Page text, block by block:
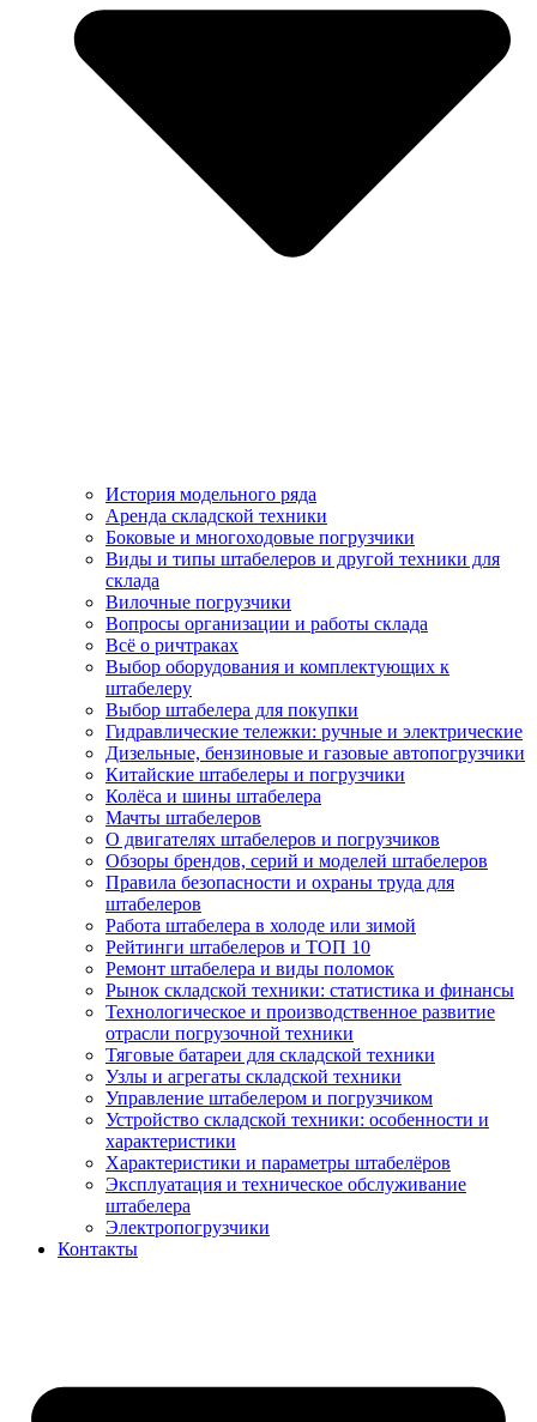
История модельного ряда
Аренда складской техники
Боковые и многоходовые погрузчики
Виды и типы штабелеров и другой техники для
склада
Вилочные погрузчики
Вопросы организации и работы склада
Всё о ричтраках
Выбор оборудования и комплектующих к
штабелеру
Выбор штабелера для покупки
Гидравлические тележки: ручные и электрические
Дизельные, бензиновые и газовые автопогрузчики
Китайские штабелеры и погрузчики
Колёса и шины штабелера
Мачты штабелеров
О двигателях штабелеров и погрузчиков
Обзоры брендов, серий и моделей штабелеров
Правила безопасности и охраны труда для
штабелеров
Работа штабелера в холоде или зимой
Рейтинги штабелеров и ТОП 10
Ремонт штабелера и виды поломок
Рынок складской техники: статистика и финансы
Технологическое и производственное развитие
отрасли погрузочной техники
Тяговые батареи для складской техники
Узлы и агрегаты складской техники
Управление штабелером и погрузчиком
Устройство складской техники: особенности и
характеристики
Характеристики и параметры штабелёров
Эксплуатация и техническое обслуживание
штабелера
Электропогрузчики
Контакты